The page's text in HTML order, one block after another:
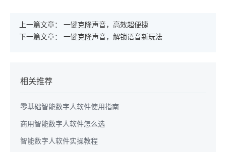
上一篇文章： 一键克隆声音，高效超便捷
下一篇文章： 一键克隆声音，解锁语音新玩法
相关推荐
零基础智能数字人软件使用指南
商用智能数字人软件怎么选
智能数字人软件实操教程